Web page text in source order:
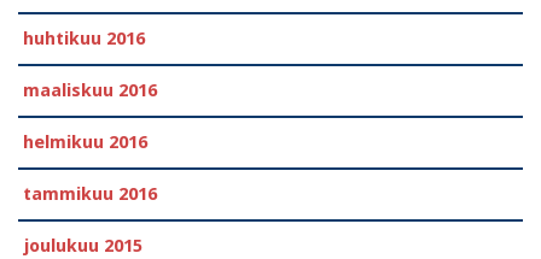
huhtikuu 2016
maaliskuu 2016
helmikuu 2016
tammikuu 2016
joulukuu 2015